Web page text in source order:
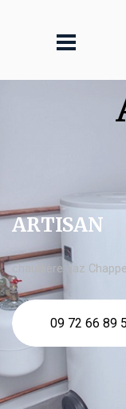
ARTISAN
chaudière gaz
09 72 66 89